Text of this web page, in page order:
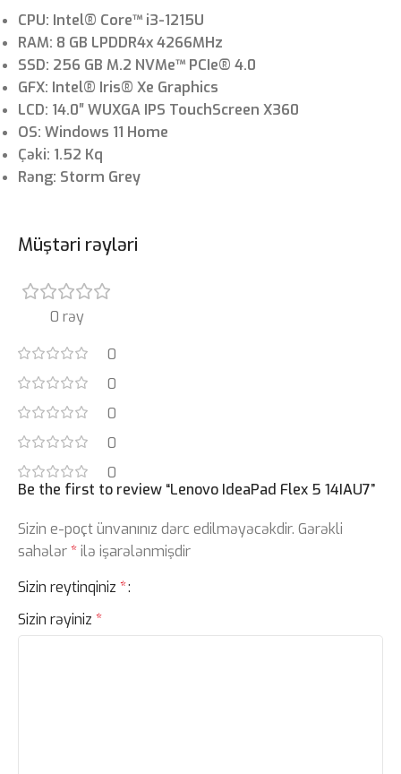
CPU: Intel® Core™ i3-1215U
RAM: 8 GB LPDDR4x 4266MHz
SSD: 256 GB M.2 NVMe™ PCIe® 4.0
GFX: Intel® Iris® Xe Graphics
LCD: 14.0″ WUXGA IPS TouchScreen X360
OS: Windows 11 Home
Çəki: 1.52 Kq
Rəng: Storm Grey
Müştəri rəyləri
0 rəy
0
0
0
0
0
Be the first to review “Lenovo IdeaPad Flex 5 14IAU7”
Sizin e-poçt ünvanınız dərc edilməyəcəkdir. Gərəkli
sahələr*ilə işarələnmişdir
Sizin reytinqiniz *
Sizin rəyiniz *